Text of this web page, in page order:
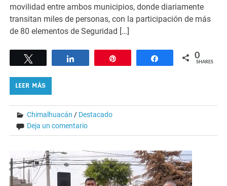
movilidad entre ambos municipios, donde diariamente
transitan miles de personas, con la participación de más
de 80 elementos de Seguridad […]
Share 0
SHARES
LEER MÁS
Chimalhuacán / Destacado
Deja un comentario